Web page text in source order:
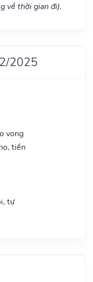
về thời gian đi).
2025
vong
tiền
tự